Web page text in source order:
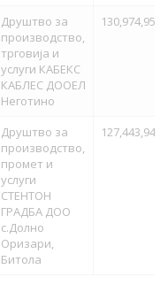
Друштво за
производство,
трговија и
услуги КАБЕКС
КАБЛЕС ДООЕЛ
Неготино
Друштво за
производство,
промет и
услуги
СТЕНТОН
ГРАДБА ДОО
с.Долно
Оризари,
Битола